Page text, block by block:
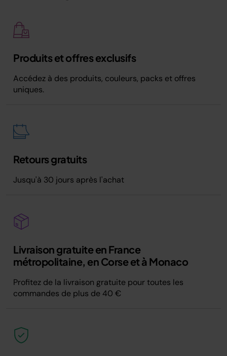
Produits et offres exclusifs
Accédez à des produits, couleurs, packs et offres
uniques.
Retours gratuits
Jusqu'à 30 jours après l'achat
Livraison gratuite en France
métropolitaine, en Corse et à Monaco
Profitez de la livraison gratuite pour toutes les
commandes de plus de 40 €